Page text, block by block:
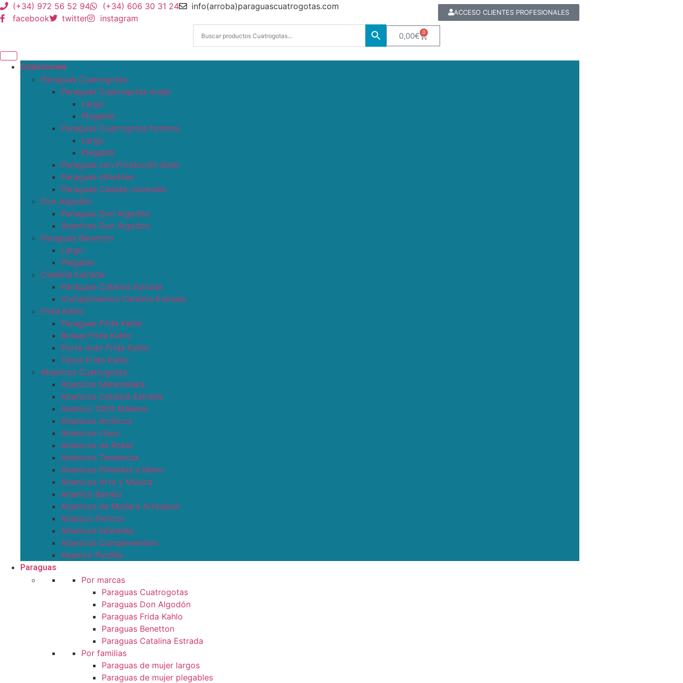
(+34) 972 56 52 94 (+34) 606 30 31 24
info(arroba)paraguascuatrogotas.com
facebook
twitter instagram
ACCESO CLIENTES PROFESIONALES
0,00€ 0
Colecciones
Paraguas Cuatrogotas
Paraguas Cuatrogotas mujer
Largo
Plegable
Paraguas Cuatrogotas hombre
Largo
Plegable
Paraguas con Protección Solar
Paraguas infantiles
Paraguas Cadete-Juveniles
Don Algodón
Paraguas Don Algodón
Abanicos Don Algodon
Paraguas Benetton
Largo
Plegable
Catalina Estrada
Paraguas Catalina Estrada
Complementos Catalina Estrada
Frida Kahlo
Paraguas Frida Kahlo
Bolsas Frida Kahlo
Porta todo Frida Kahlo
Tazas Frida Kahlo
Abanicos Cuatrogotas
Abanicos Malamalaka
Abanicos Catalina Estrada
Abanico 100% Madera
Abanicos Acrílicos
Abanicos Lisos
Abanicos de Roble
Abanicos Tendencia
Abanicos Pintados a Mano
Abanicos Arte y Música
Abanico Bambú
Abanicos de Madera Artesanal
Abanico Pericon
Abanicos Infantiles
Abanicos Complementos
Abanico Puntilla
Paraguas
Por marcas
Paraguas Cuatrogotas
Paraguas Don Algodón
Paraguas Frida Kahlo
Paraguas Benetton
Paraguas Catalina Estrada
Por familias
Paraguas de mujer largos
Paraguas de mujer plegables